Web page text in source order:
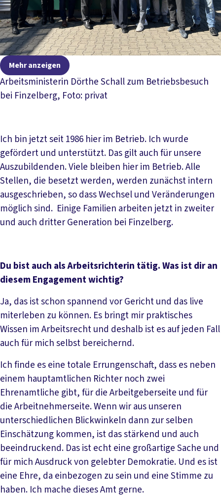
Mehr anzeigen
Arbeitsministerin Dörthe Schall zum Betriebsbesuch
bei Finzelberg, Foto: privat
Ich bin jetzt seit 1986 hier im Betrieb. Ich wurde
gefördert und unterstützt. Das gilt auch für unsere
Auszubildenden. Viele bleiben hier im Betrieb. Alle
Stellen, die besetzt werden, werden zunächst intern
ausgeschrieben, so dass Wechsel und Veränderungen
möglich sind. Einige Familien arbeiten jetzt in zweiter
und auch dritter Generation bei Finzelberg.
Du bist auch als Arbeitsrichterin tätig. Was ist dir an
diesem Engagement wichtig?
Ja, das ist schon spannend vor Gericht und das live
miterleben zu können. Es bringt mir praktisches
Wissen im Arbeitsrecht und deshalb ist es auf jeden Fall
auch für mich selbst bereichernd.
Ich finde es eine totale Errungenschaft, dass es neben
einem hauptamtlichen Richter noch zwei
Ehrenamtliche gibt, für die Arbeitgeberseite und für
die Arbeitnehmerseite. Wenn wir aus unseren
unterschiedlichen Blickwinkeln dann zur selben
Einschätzung kommen, ist das stärkend und auch
beeindruckend. Das ist echt eine großartige Sache und
für mich Ausdruck von gelebter Demokratie. Und es ist
eine Ehre, da einbezogen zu sein und eine Stimme zu
haben. Ich mache dieses Amt gerne.